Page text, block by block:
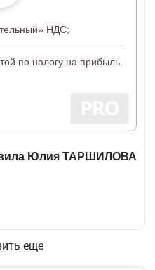
НДС;
по налогу на прибыль.
Юлия ТАРШИЛОВА
еще